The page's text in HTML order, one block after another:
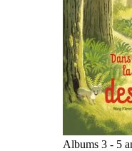
Albums 3 - 5